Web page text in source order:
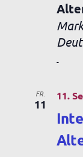
-
FR.
11
11.